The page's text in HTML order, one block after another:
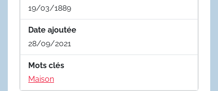
19/03/1889
Date ajoutée
28/09/2021
Mots clés
Maison